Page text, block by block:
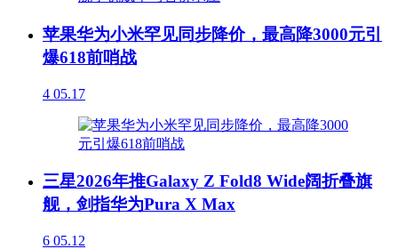
苹果华为小米罕见同步降价，最高降3000元引
爆618前哨战
4 05.17
三星2026年推Galaxy Z Fold8 Wide阔折叠旗
舰，剑指华为Pura X Max
6 05.12